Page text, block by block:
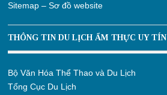
Sitemap – Sơ đồ website
THÔNG TIN DU LỊCH ẨM THỰC UY TÍN
Bộ Văn Hóa Thể Thao và Du Lịch
Tổng Cục Du Lịch